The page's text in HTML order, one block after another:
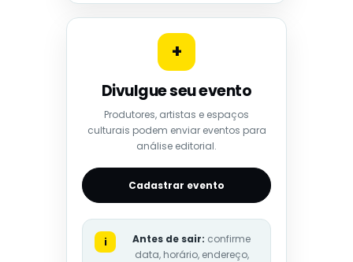
+
Divulgue seu evento
Produtores, artistas e espaços
culturais podem enviar eventos para
análise editorial.
Cadastrar evento
i Antes de sair: confirme
data, horário, endereço,